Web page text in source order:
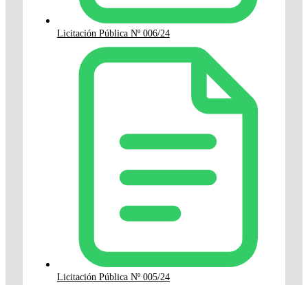
Licitación Pública Nº 006/24
Licitación Pública Nº 005/24